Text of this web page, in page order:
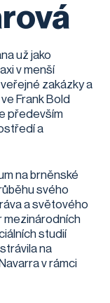
už jako
v menší
zakázky a
Frank Bold
především
a
na brněnské
svého
a světového
mezinárodních
studií
na
v rámci